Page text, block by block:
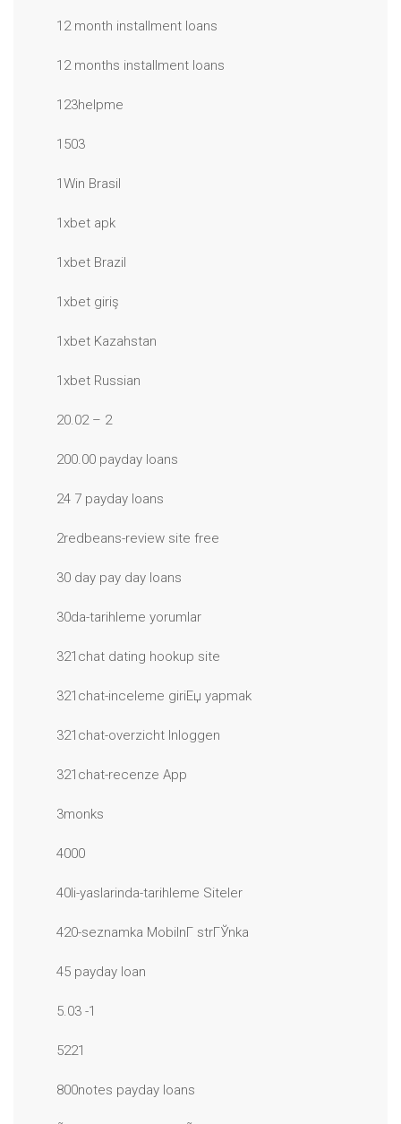
12 month installment loans
12 months installment loans
123helpme
1503
1Win Brasil
1xbet apk
1xbet Brazil
1xbet giriş
1xbet Kazahstan
1xbet Russian
20.02 – 2
200.00 payday loans
24 7 payday loans
2redbeans-review site free
30 day pay day loans
30da-tarihleme yorumlar
321chat dating hookup site
321chat-inceleme giriЕџ yapmak
321chat-overzicht Inloggen
321chat-recenze App
3monks
4000
40li-yaslarinda-tarihleme Siteler
420-seznamka MobilnГ­ strГЎnka
45 payday loan
5.03 -1
5221
800notes payday loans